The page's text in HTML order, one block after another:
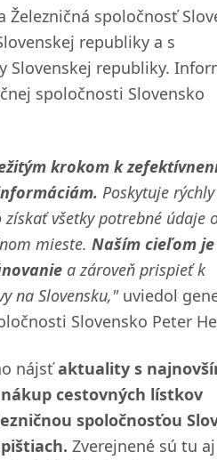
Železničná spoločnosť
republiky a s
Slovenskej republiky.
spoločnosti Slovensko
krokom k
Poskytuje
všetky potrebné údaje
mieste. Naším cieľom je
a zároveň prispieť k
na Slovensku,"uviedol
Slovensko Peter
nájsťaktuality s
cestovných lístkov
spoločnosťou
Zverejnené sú tu aj